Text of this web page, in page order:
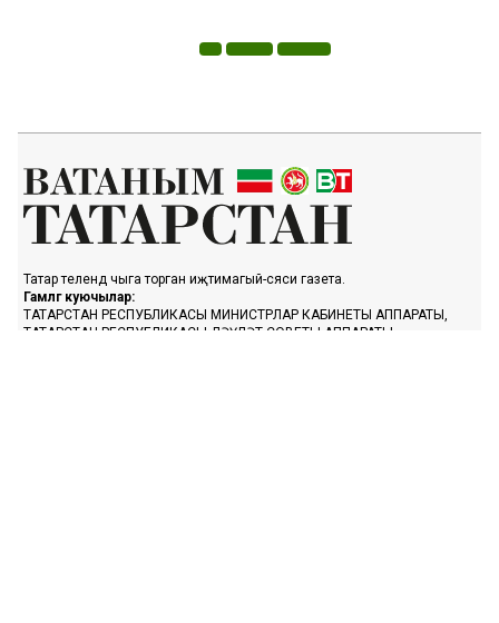
Татар телендә чыга торган иҗтимагый-сәяси газета.
Гамәлгә куючылар:
ТАТАРСТАН РЕСПУБЛИКАСЫ МИНИСТРЛАР КАБИНЕТЫ АППАРАТЫ,
ТАТАРСТАН РЕСПУБЛИКАСЫ ДӘҮЛӘТ СОВЕТЫ АППАРАТЫ.